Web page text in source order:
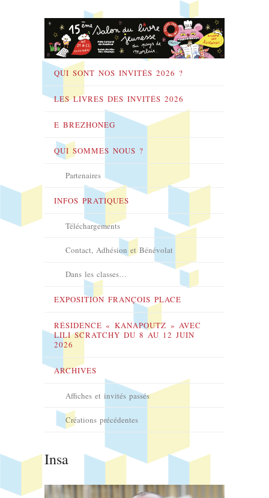
QUI SONT NOS INVITÉS 2026 ?
LES LIVRES DES INVITÉS 2026
E BREZHONEG
QUI SOMMES NOUS ?
Partenaires
INFOS PRATIQUES
Téléchargements
Contact, Adhésion et Bénévolat
Dans les classes…
EXPOSITION FRANÇOIS PLACE
RÉSIDENCE « KANAPOUTZ » AVEC
LILI SCRATCHY DU 8 AU 12 JUIN
2026
ARCHIVES
Affiches et invités passés
Créations précédentes
Insa